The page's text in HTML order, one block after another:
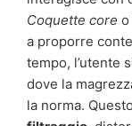
Coquette core o
a proporre
tempo, l’utente
dove la
la norma.